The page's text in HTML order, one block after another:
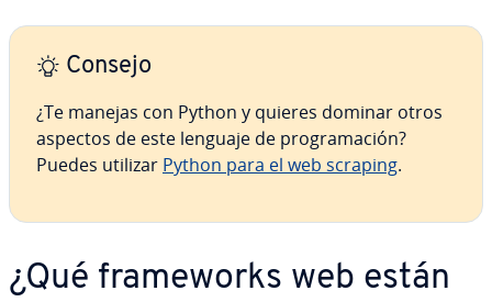
Consejo
¿Te manejas con Python y quieres dominar otros
aspectos de este lenguaje de pro­gra­ma­ción?
Puedes utilizar Python para el web scraping.
¿Qué fra­me­wo­r­ks web están